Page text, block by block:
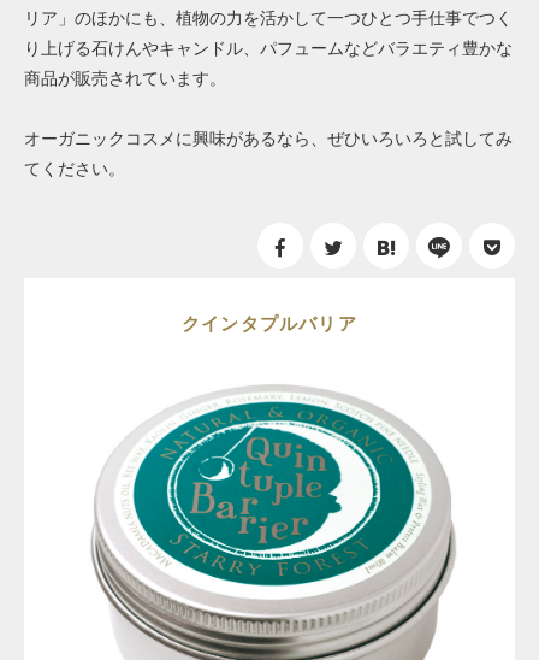
リア」のほかにも、植物の力を活かして一つひとつ手仕事でつく
り上げる石けんやキャンドル、パフュームなどバラエティ豊かな
商品が販売されています。
オーガニックコスメに興味があるなら、ぜひいろいろと試してみ
てください。
クインタプルバリア